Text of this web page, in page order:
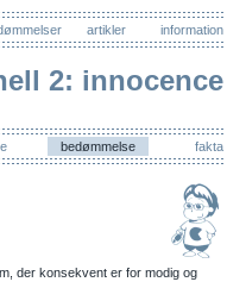
artikler information
2: innocence
bedømmelse fakta
der konsekvent er for modig og